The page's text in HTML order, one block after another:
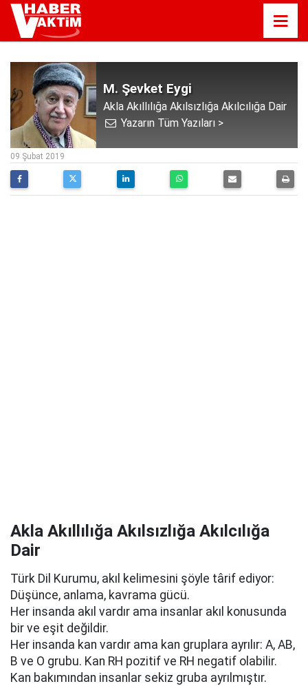
M. Şevket Eygi
Akla Akıllılığa Akılsızlığa Akılcılığa Dair
Yazarın Tüm Yazıları >
10:02
09 Şubat 2019
Akla Akıllılığa Akılsızlığa Akılcılığa
Dair
Türk Dil Kurumu, akıl kelimesini şöyle târif ediyor:
Düşünce, anlama, kavrama gücü.
Her insanda akıl vardır ama insanlar akıl konusunda
bir ve eşit değildir.
Her insanda kan vardır ama kan gruplara ayrılır: A, AB,
B ve O grubu. Kan RH pozitif ve RH negatif olabilir.
Kan bakımından insanlar sekiz gruba ayrılmıştır.